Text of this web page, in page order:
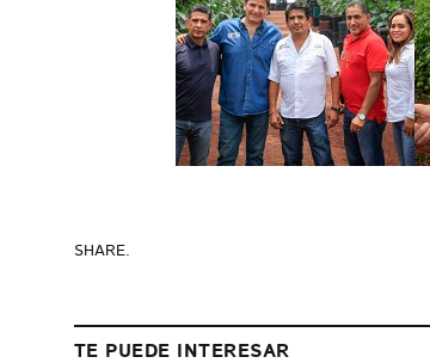
SHARE.
TE PUEDE INTERESAR